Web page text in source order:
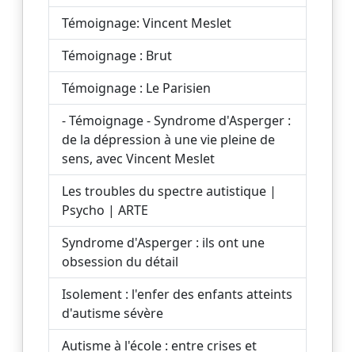
Témoignage: Vincent Meslet
Témoignage : Brut
Témoignage : Le Parisien
- Témoignage - Syndrome d'Asperger :
de la dépression à une vie pleine de
sens, avec Vincent Meslet
Les troubles du spectre autistique |
Psycho | ARTE
Syndrome d'Asperger : ils ont une
obsession du détail
Isolement : l'enfer des enfants atteints
d'autisme sévère
Autisme à l'école : entre crises et